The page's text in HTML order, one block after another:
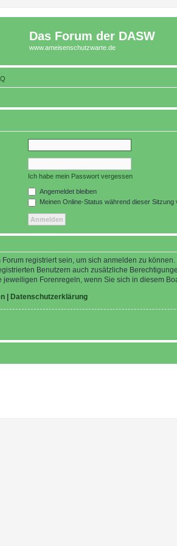
Das Forum der DASW
www.ameisenschutzwarte.de
Ich habe mein Passwort vergessen
Angemeldet bleiben
Meinen Online-Status während dieser Sitzung
registriert sein, um sich anmelden zu
Benutzern auch zusätzliche
jeweiligen Forenregeln, wenn Sie sich in diesem
Datenschutzerklärung